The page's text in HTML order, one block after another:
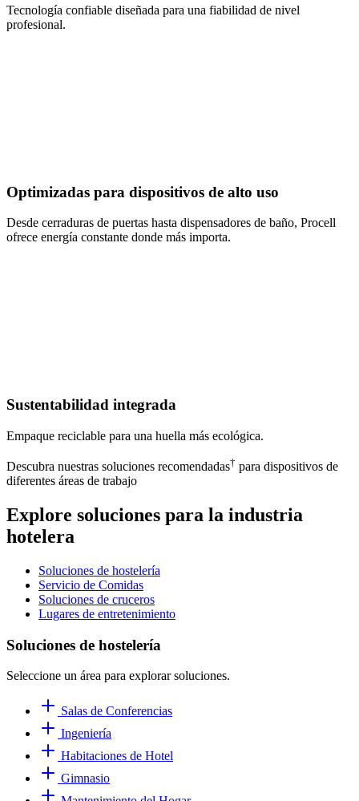
Tecnología confiable diseñada para una fiabilidad de nivel
profesional.
Optimizadas para dispositivos de alto uso
Desde cerraduras de puertas hasta dispensadores de baño, Procell
ofrece energía constante donde más importa.
Sustentabilidad integrada
Empaque reciclable para una huella más ecológica.
Descubra nuestras soluciones recomendadas† para dispositivos de
diferentes áreas de trabajo
Explore soluciones para la industria
hotelera
Soluciones de hostelería
Servicio de Comidas
Soluciones de cruceros
Lugares de entretenimiento
Soluciones de hostelería
Seleccione un área para explorar soluciones.
Salas de Conferencias
Ingeniería
Habitaciones de Hotel
Gimnasio